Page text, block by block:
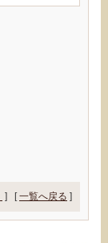
] [一覧へ戻る ]